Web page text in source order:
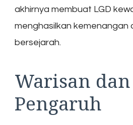
akhirnya membuat LGD
menghasilkan kemenangan
bersejarah.
Warisan dan
Pengaruh